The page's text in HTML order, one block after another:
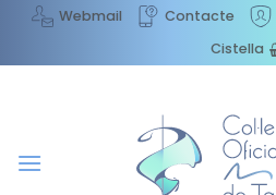
content
Webmail Contacte
Cistella